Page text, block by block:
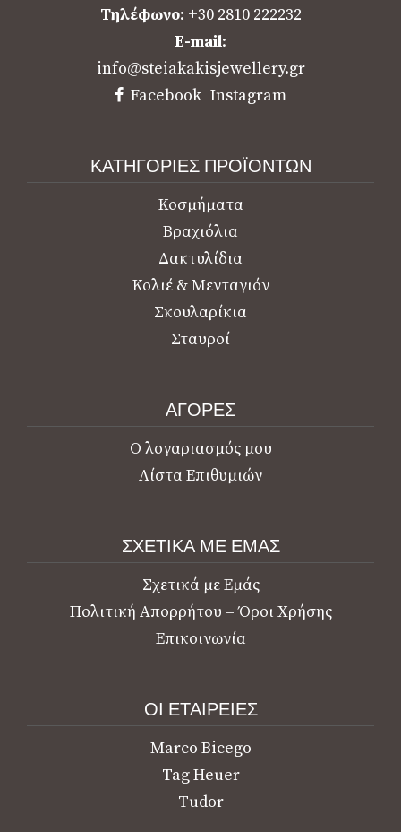
Τηλέφωνο: +30 2810 222232
E-mail:
info@steiakakisjewellery.gr
Facebook Instagram
ΚΑΤΗΓΟΡΙΕΣ ΠΡΟΪΟΝΤΩΝ
Κοσμήματα
Βραχιόλια
Δακτυλίδια
Κολιέ & Μενταγιόν
Σκουλαρίκια
Σταυροί
ΑΓΟΡΕΣ
Ο λογαριασμός μου
Λίστα Επιθυμιών
ΣΧΕΤΙΚΑ ΜΕ ΕΜΑΣ
Σχετικά με Εμάς
Πολιτική Απορρήτου – Όροι Χρήσης
Επικοινωνία
ΟΙ ΕΤΑΙΡΕΙΕΣ
Marco Bicego
Tag Heuer
Tudor